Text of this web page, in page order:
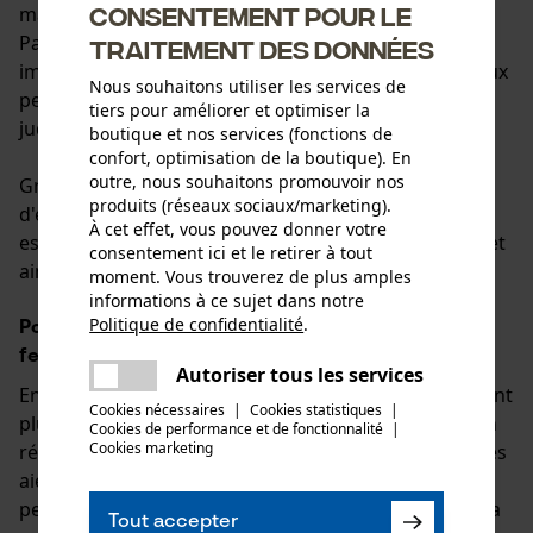
maintenir une structure d'âge équilibrée.
Parallèlement, même si les vieux arbres sont
importants en tant que base de vie pour de nombreux
petits et microorganismes, il n'est pas toujours
judicieux que certains arbres deviennent vieux.
Grâce à de ;nouvelles conditions de lumière et
d'espace après l'abattage de feuillus, certaines
essences peuvent être favorisées de manière ciblée et
ainsi pousser sainement et de façon équilibrée.
Pourquoi la récolte de bois dans les forêts de
feuillus se fait-elle en hiver ?
En principe, on pourrait penser que les mois d'été sont
plus propices à ce type de travaux forestiers, mais en
réalité, ils sont effectués en hiver. Après que les arbres
aient perdu leurs feuilles en automne, la forêt est un
peu plus aérée. Cela permet également de dégager la
Consentement pour le
traitement des données
Nous souhaitons utiliser les services de
tiers pour améliorer et optimiser la
boutique et nos services (fonctions de
confort, optimisation de la boutique). En
outre, nous souhaitons promouvoir nos
produits (réseaux sociaux/marketing).
À cet effet, vous pouvez donner votre
consentement ici et le retirer à tout
moment. Vous trouverez de plus amples
informations à ce sujet dans notre
Politique de confidentialité.
Autoriser tous les services
Cookies nécessaires | Cookies statistiques |
Cookies de performance et de fonctionnalité |
Cookies marketing
Tout accepter
Une erreur s'est produite. Veuillez
essayer encore.
partager
partager
mail